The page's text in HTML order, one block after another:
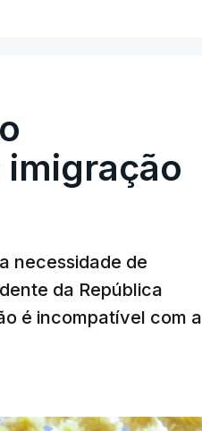
necessidade de
da República
é incompatível com a